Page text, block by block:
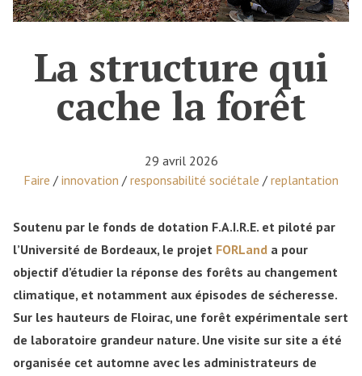
La structure qui
cache la forêt
29 avril 2026
Posted in
Faire / innovation / responsabilité sociétale / replantation
Soutenu par le fonds de dotation F.A.I.R.E. et piloté par
l’Université de Bordeaux, le projet FORLand a pour
objectif d’étudier la réponse des forêts au changement
climatique, et notamment aux épisodes de sécheresse.
Sur les hauteurs de Floirac, une forêt expérimentale sert
de laboratoire grandeur nature. Une visite sur site a été
organisée cet automne avec les administrateurs de